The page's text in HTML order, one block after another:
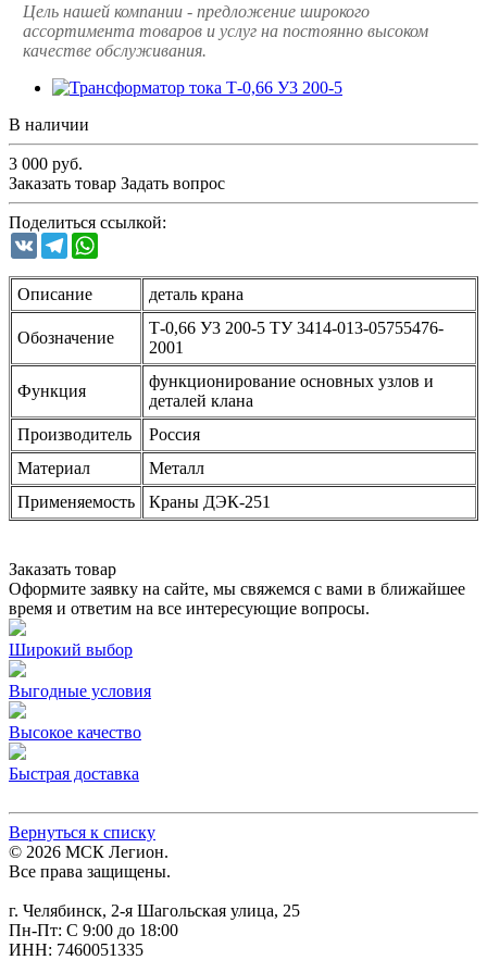
Цель нашей компании - предложение широкого
ассортимента товаров и услуг на постоянно высоком
качестве обслуживания.
В наличии
3 000 руб.
Заказать товар Задать вопрос
Поделиться ссылкой:
VK Telegram
Описание деталь крана
Обозначение
Т-0,66 У3 200-5 ТУ 3414-013-05755476-
2001
Функция
функционирование основных узлов и
деталей клана
Производитель
Россия
Материал
Металл
Применяемость
Краны ДЭК-251
Заказать товар
Оформите заявку на сайте, мы свяжемся с вами в ближайшее
время и ответим на все интересующие вопросы.
Широкий выбор
Выгодные условия
Высокое качество
Быстрая доставка
Вернуться к списку
© 2026 МСК Легион.
Все права защищены.
г. Челябинск, 2-я Шагольская улица, 25
Пн-Пт: С 9:00 до 18:00
ИНН: 7460051335